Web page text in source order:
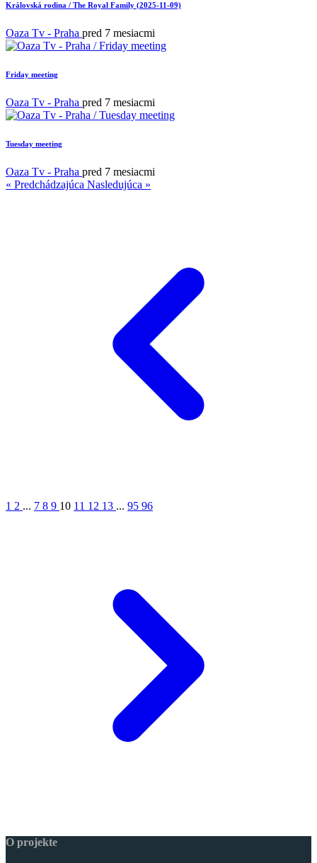
Královská rodina / The Royal Family (2025-11-09)
Oaza Tv - Praha pred 7 mesiacmi
Friday meeting
Oaza Tv - Praha pred 7 mesiacmi
Tuesday meeting
Oaza Tv - Praha pred 7 mesiacmi
« Predchádzajúca Nasledujúca »
1 2 ... 7 8 9 10 11 12 13 ... 95 96
O projekte